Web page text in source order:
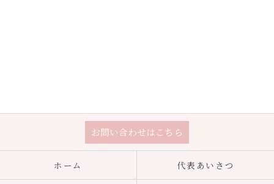
お問い合わせはこちら
ホーム 代表あいさつ